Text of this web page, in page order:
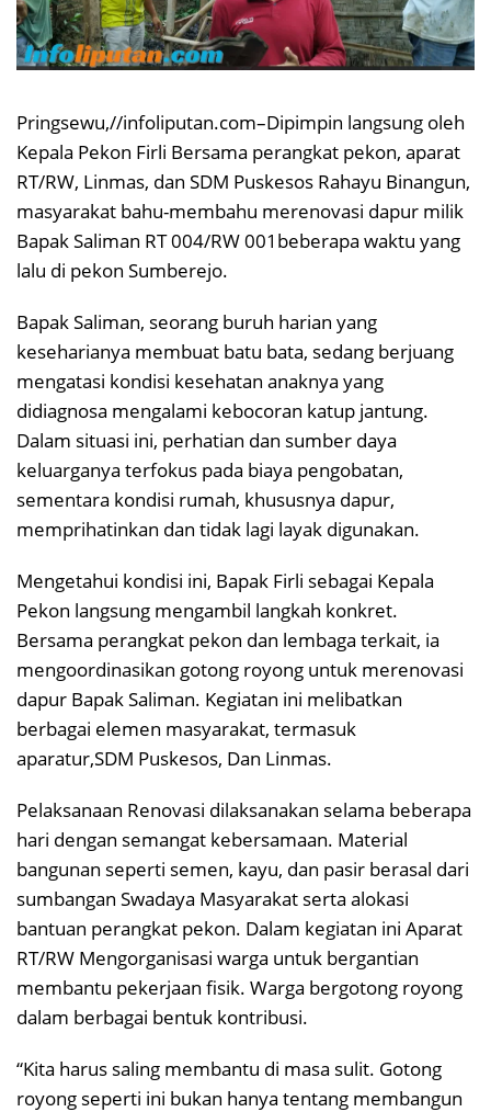
Pringsewu,//infoliputan.com–Dipimpin langsung oleh
Kepala Pekon Firli Bersama perangkat pekon, aparat
RT/RW, Linmas, dan SDM Puskesos Rahayu Binangun,
masyarakat bahu-membahu merenovasi dapur milik
Bapak Saliman RT 004/RW 001beberapa waktu yang
lalu di pekon Sumberejo.
Bapak Saliman, seorang buruh harian yang
keseharianya membuat batu bata, sedang berjuang
mengatasi kondisi kesehatan anaknya yang
didiagnosa mengalami kebocoran katup jantung.
Dalam situasi ini, perhatian dan sumber daya
keluarganya terfokus pada biaya pengobatan,
sementara kondisi rumah, khususnya dapur,
memprihatinkan dan tidak lagi layak digunakan.
Mengetahui kondisi ini, Bapak Firli sebagai Kepala
Pekon langsung mengambil langkah konkret.
Bersama perangkat pekon dan lembaga terkait, ia
mengoordinasikan gotong royong untuk merenovasi
dapur Bapak Saliman. Kegiatan ini melibatkan
berbagai elemen masyarakat, termasuk
aparatur,SDM Puskesos, Dan Linmas.
Pelaksanaan Renovasi dilaksanakan selama beberapa
hari dengan semangat kebersamaan. Material
bangunan seperti semen, kayu, dan pasir berasal dari
sumbangan Swadaya Masyarakat serta alokasi
bantuan perangkat pekon. Dalam kegiatan ini Aparat
RT/RW Mengorganisasi warga untuk bergantian
membantu pekerjaan fisik. Warga bergotong royong
dalam berbagai bentuk kontribusi.
“Kita harus saling membantu di masa sulit. Gotong
royong seperti ini bukan hanya tentang membangun